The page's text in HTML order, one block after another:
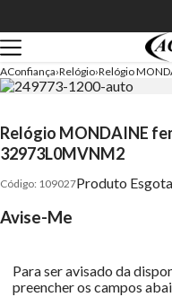
AConfiança Relógio Relógio
Relógio MONDAINE
32973L0MVNM2
109027Produto
Avise-Me
Para ser avisado da
preencher os campos